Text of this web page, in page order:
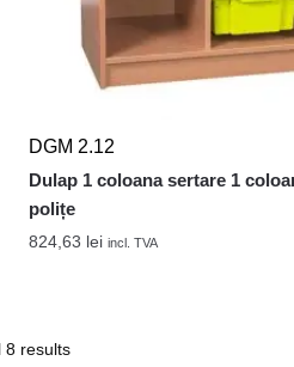
DGM 2.12
Dulap 1 coloana sertare 1
polițe
824,63 lei incl. TVA
8 results